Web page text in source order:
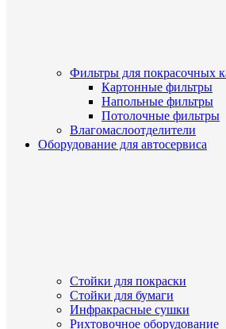
Фильтры для покрасочных
Картонные фильтры
Напольные фильтры
Потолочные фильтры
Влагомаслоотделители
Оборудование для автосервиса
Стойки для покраски
Стойки для бумаги
Инфракрасные сушки
Рихтовочное оборудование